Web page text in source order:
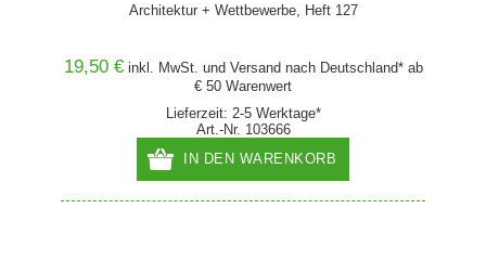
Architektur + Wettbewerbe, Heft 127
19,50 € inkl. MwSt. und Versandnach Deutschland* ab
€ 50 Warenwert
Lieferzeit: 2-5 Werktage*
Art.-Nr. 103666
IN DEN WARENKORB